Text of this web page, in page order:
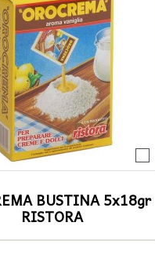
BUSTINA 5x18gr
RISTORA